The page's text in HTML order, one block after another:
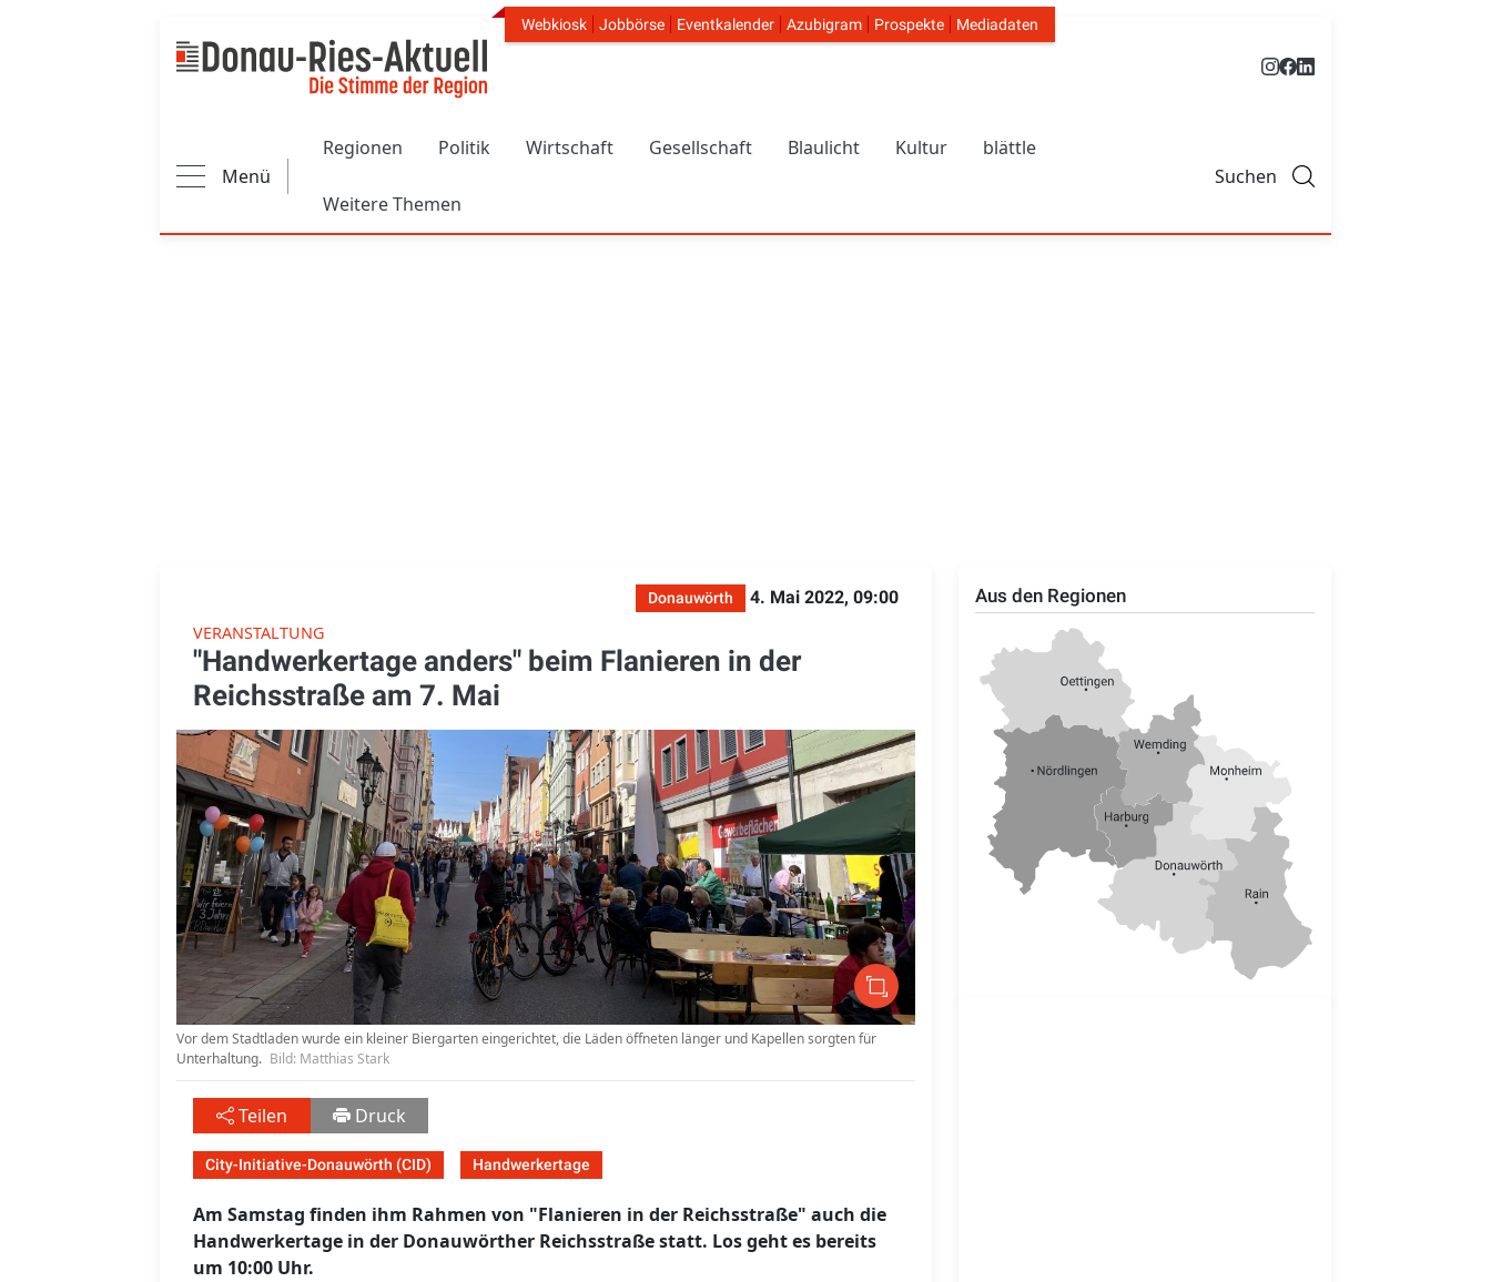
Header Navigation
Webkiosk Jobbörse Eventkalender Azubigram Prospekte Mediadaten
Menü
Regionen Politik Wirtschaft Gesellschaft Blaulicht Kultur blättle
Weitere Themen
Suchen
Donauwörth
4. Mai 2022, 09:00
VERANSTALTUNG
"Handwerkertage anders" beim Flanieren in der
Reichsstraße am 7. Mai
Vor dem Stadtladen wurde ein kleiner Biergarten eingerichtet, die Läden öffneten länger und Kapellen sorgten für
Unterhaltung. Bild: Matthias Stark
Teilen Druck
City-Initiative-Donauwörth (CID) Handwerkertage
Am Samstag finden ihm Rahmen von "Flanieren in der Reichsstraße" auch die
Handwerkertage in der Donauwörther Reichsstraße statt. Los geht es bereits
um 10:00 Uhr.
Aus den Regionen